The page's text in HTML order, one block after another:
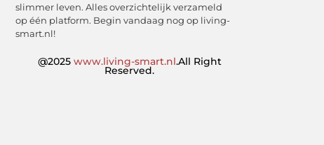
slimmer leven. Alles overzichtelijk verzameld
op één platform. Begin vandaag nog op living-
smart.nl!
@2025 www.living-smart.nl.All Right
Reserved.